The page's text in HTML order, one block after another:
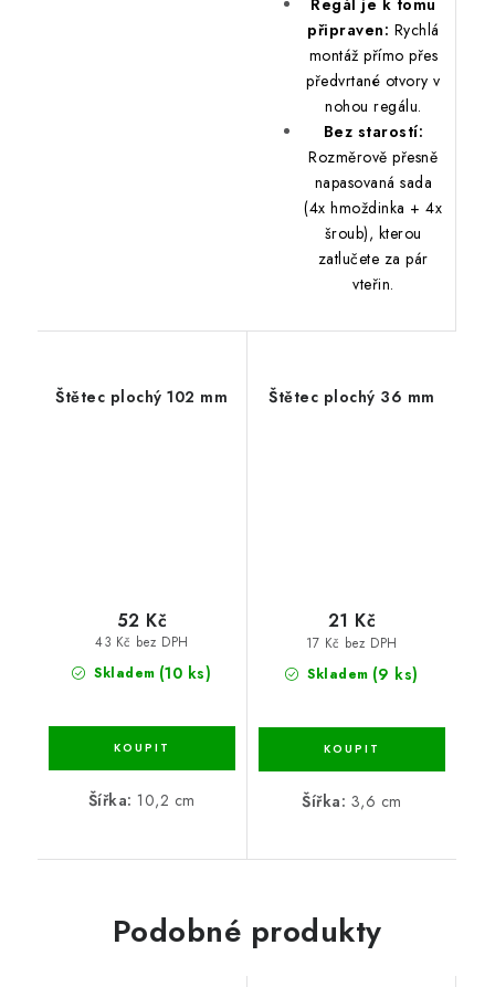
Regál je k tomu
připraven: Rychlá
montáž přímo přes
předvrtané otvory v
nohou regálu.
Bez starostí:
Rozměrově přesně
napasovaná sada
(4x hmoždinka + 4x
šroub), kterou
zatlučete za pár
vteřin.
Štětec plochý 102 mm
Skladem (10 ks)
43 Kč bez DPH
52 Kč
Šířka: 10,2 cm
Štětec plochý 36 mm
Skladem (9 ks)
17 Kč bez DPH
21 Kč
Šířka: 3,6 cm
Podobné produkty